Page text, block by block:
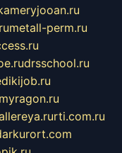
metall-perm.ru
drsschool.ru
myragon.ru
rti.com.ru